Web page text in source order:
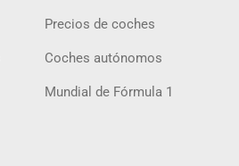
Precios de coches
Coches autónomos
Mundial de Fórmula 1